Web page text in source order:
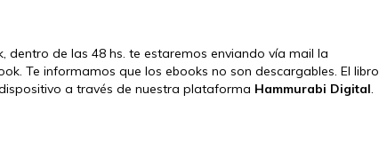
dentro de las 48 hs. te estaremos enviando vía mail la
Te informamos que los ebooks no son descargables. El libro
a través de nuestra plataforma Hammurabi Digital